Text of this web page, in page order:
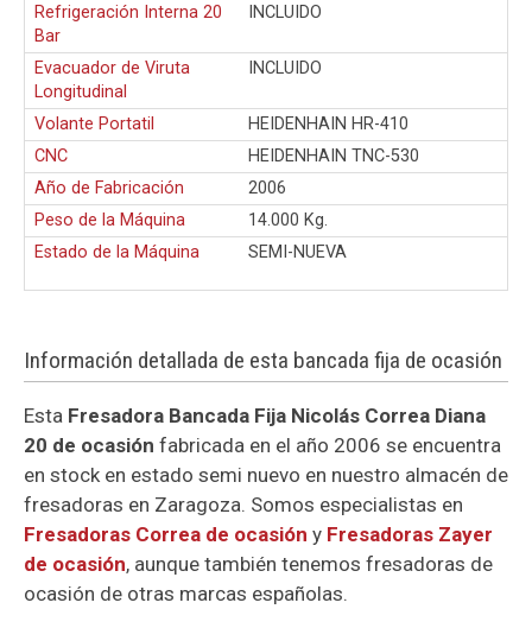
Refrigeración Interna 20
Bar
INCLUIDO
Evacuador de Viruta
Longitudinal
INCLUIDO
Volante Portatil
HEIDENHAIN HR-410
CNC
HEIDENHAIN TNC-530
Año de Fabricación
2006
Peso de la Máquina
14.000 Kg.
Estado de la Máquina
SEMI-NUEVA
Información detallada de esta bancada fija de ocasión
Esta Fresadora Bancada Fija Nicolás Correa Diana
20 de ocasión fabricada en el año 2006 se encuentra
en stock en estado semi nuevo en nuestro almacén de
fresadoras en Zaragoza. Somos especialistas en
Fresadoras Correa de ocasión y Fresadoras Zayer
de ocasión, aunque también tenemos fresadoras de
ocasión de otras marcas españolas.